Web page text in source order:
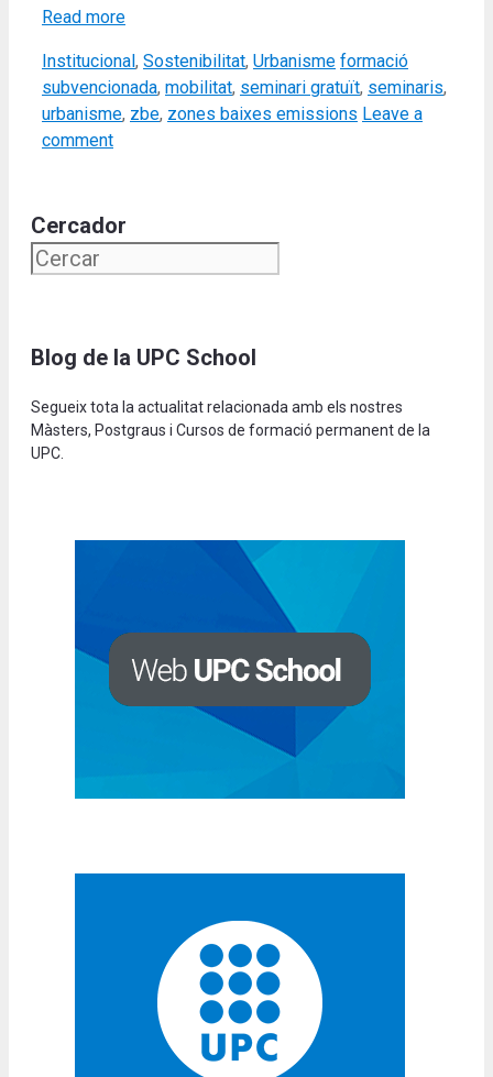
Read more
Categories
Institucional , Sostenibilitat, Urbanisme Tags
formació
subvencionada, mobilitat, seminari gratuït, seminaris,
urbanisme, zbe, zones baixes emissions Leave a
comment
Cercador
Blog de la UPC School
Segueix tota la actualitat relacionada amb els nostres
Màsters, Postgraus i Cursos de formació permanent de la
UPC.